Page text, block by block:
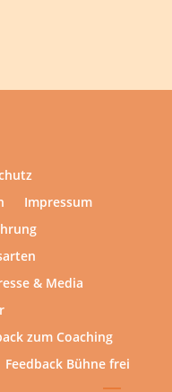
Impressum
& Media
zum Coaching
Feedback Bühne frei